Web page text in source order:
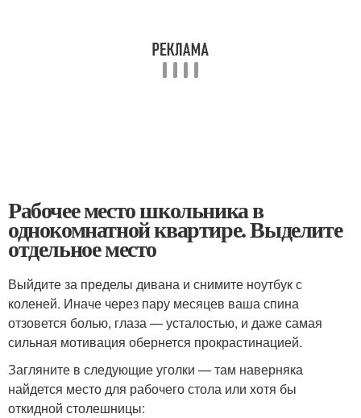
Рабочее место школьника в
однокомнатной квартире. Выделите
отдельное место
Выйдите за пределы дивана и снимите ноутбук с
коленей. Иначе через пару месяцев ваша спина
отзовется болью, глаза — усталостью, и даже самая
сильная мотивация обернется прокрастинацией.
Загляните в следующие уголки — там наверняка
найдется место для рабочего стола или хотя бы
откидной столешницы: